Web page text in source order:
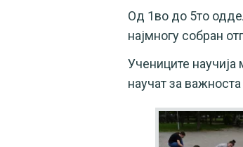
Од 1во до 5то
најмногу собран
Учениците
научат за